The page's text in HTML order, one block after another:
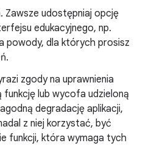
Zawsze udostępniaj opcję
edukacyjnego, np.
powody, dla których prosisz
zgody na uprawnienia
funkcję lub wycofa udzieloną
degradację aplikacji,
z niej korzystać, być
funkcji, która wymaga tych